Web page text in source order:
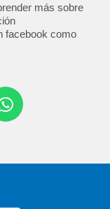
más sobre
facebook como